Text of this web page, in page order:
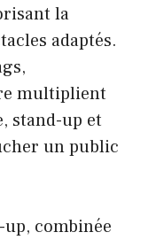
la
adaptés.
multiplient
stand-up et
un public
combinée